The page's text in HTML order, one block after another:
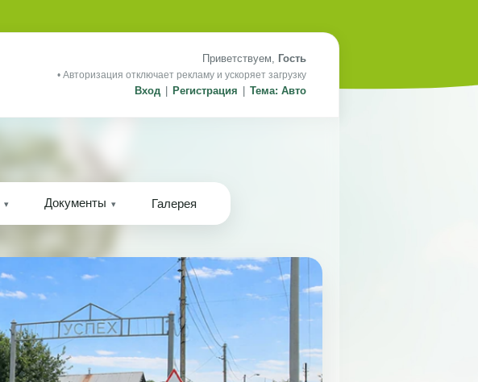
Приветствуем, Гость
• Авторизация отключает рекламу и ускоряет загрузку
Вход Регистрация Тема: Авто
Документы Галерея